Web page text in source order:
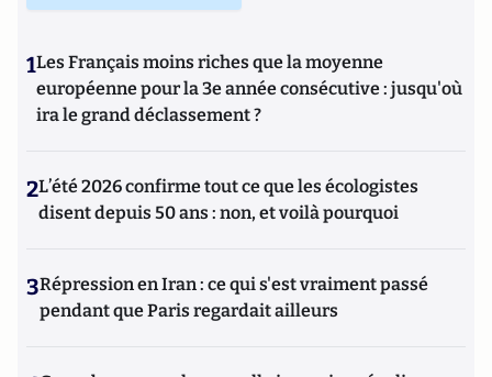
1Les Français moins riches que la moyenne
européenne pour la 3e année consécutive : jusqu'où
ira le grand déclassement ?
2L’été 2026 confirme tout ce que les écologistes
disent depuis 50 ans : non, et voilà pourquoi
3Répression en Iran : ce qui s'est vraiment passé
pendant que Paris regardait ailleurs